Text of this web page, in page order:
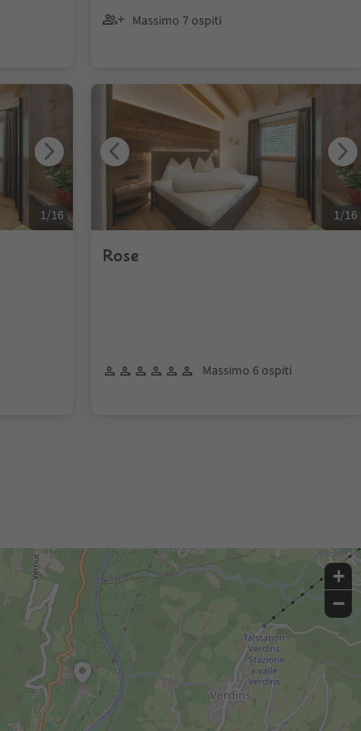
Massimo 7 ospiti
1/16
Rose
Massimo 6 ospiti
1/16
+
−